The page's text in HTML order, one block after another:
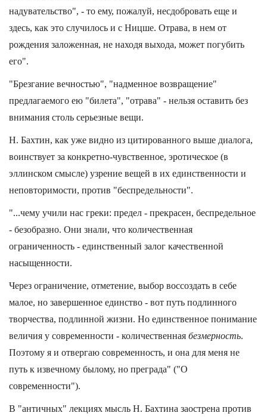
надувательство", - то ему, пожалуй, несдобровать еще и
здесь, как это случилось и с Ницше. Отрава, в нем от
рождения заложенная, не находя выхода, может погубить
его".
"Брезгание вечностью", "надменное возвращение"
предлагаемого ею "билета", "отрава" - нельзя оставить без
внимания столь серьезные вещи.
Н. Бахтин, как уже видно из цитированного выше диалога,
воинствует за конкретно-чувственное, эротическое (в
эллинском смысле) узрение вещей в их единственности и
неповторимости, против "беспредельности".
"...чему учили нас греки: предел - прекрасен, беспредельное
- безобразно. Они знали, что количественная
ограниченность - единственный залог качественной
насыщенности.
Через ограничение, отметение, выбор воссоздать в себе
малое, но завершенное единство - вот путь подлинного
творчества, подлинной жизни. Но единственное понимание
величия у современности - количественная безмерность.
Поэтому я и отвергаю современность, и она для меня не
путь к извечному былому, но преграда" ("О
современности").
В "античных" лекциях мысль Н. Бахтина заострена против